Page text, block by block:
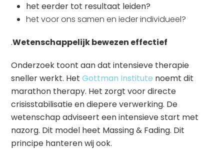
het eerder tot resultaat leiden?
het voor ons samen en ieder individueel?
.Wetenschappelijk bewezen effectief
Onderzoek toont aan dat intensieve therapie
sneller werkt. Het Gottman Institute noemt dit
marathon therapy. Het zorgt voor directe
crisisstabilisatie en diepere verwerking. De
wetenschap adviseert een intensieve start met
nazorg. Dit model heet Massing & Fading. Dit
principe hanteren wij ook.